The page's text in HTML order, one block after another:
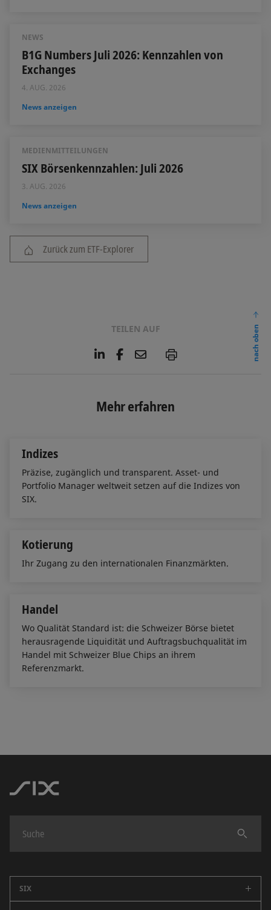
NEWS
B1G Numbers Juli 2026: Kennzahlen von
Exchanges
4. AUG. 2026
News anzeigen
MEDIENMITTEILUNGEN
SIX Börsenkennzahlen: Juli 2026
3. AUG. 2026
News anzeigen
Zurück zum ETF-Explorer
TEILEN AUF
L
e
d
F
o
E
l
P
nach oben
Mehr erfahren
Indizes
Präzise, zugänglich und transparent. Asset- und
Portfolio Manager weltweit setzen auf die Indizes von
SIX.
Kotierung
Ihr Zugang zu den internationalen Finanzmärkten.
Handel
Wo Qualität Standard ist: die Schweizer Börse bietet
herausragende Liquidität und Auftragsbuchqualität im
Handel mit Schweizer Blue Chips an ihrem
Referenzmarkt.
Finden
SIX